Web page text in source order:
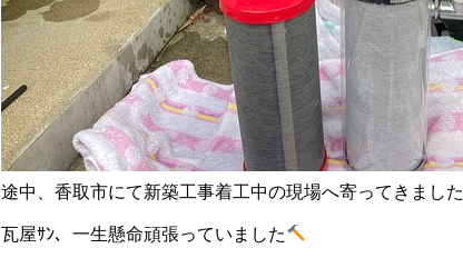
途中、香取市にて新築工事着工中の現場へ寄ってきました
瓦屋ｻﾝ、一生懸命頑張っていました